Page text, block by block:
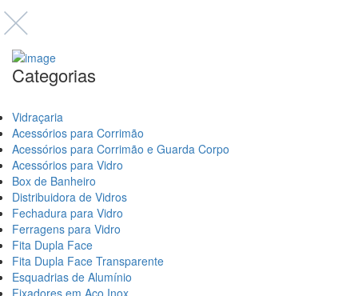
Categorias
Vidraçaria
Acessórios para Corrimão
Acessórios para Corrimão e Guarda Corpo
Acessórios para Vidro
Box de Banheiro
Distribuidora de Vidros
Fechadura para Vidro
Ferragens para Vidro
Fita Dupla Face
Fita Dupla Face Transparente
Esquadrias de Alumínio
Fixadores em Aço Inox